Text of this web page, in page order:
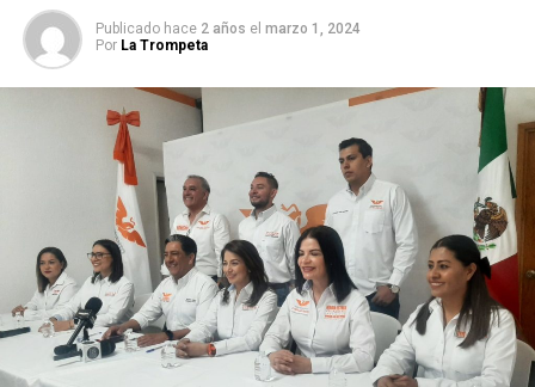
Publicado hace 2 años el marzo 1, 2024
Por La Trompeta